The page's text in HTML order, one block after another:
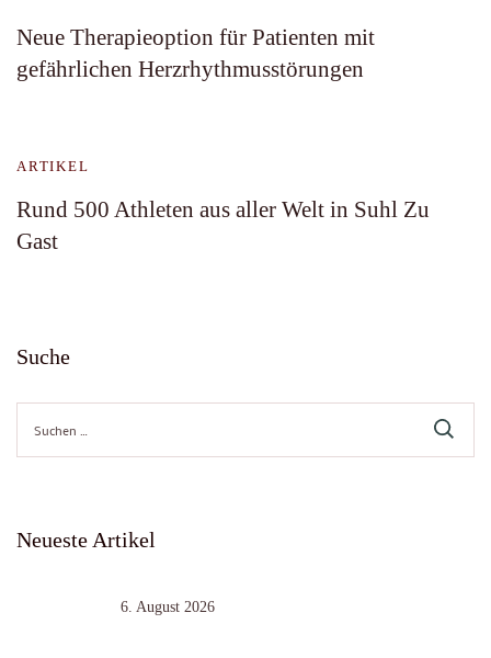
Neue Therapieoption für Patienten mit
gefährlichen Herzrhythmusstörungen
ARTIKEL
Rund 500 Athleten aus aller Welt in Suhl Zu
Gast
Suche
nach:
Neueste Artikel
6. August 2026